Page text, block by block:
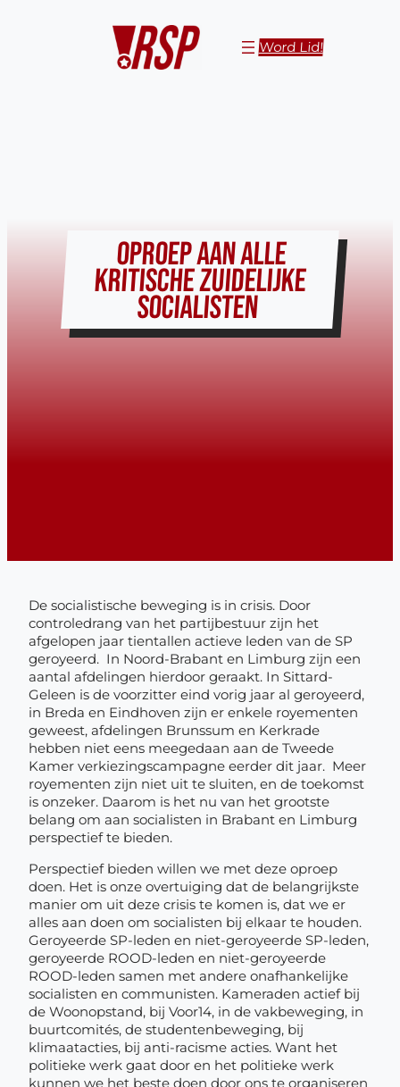
Word Lid!
OPROEP AAN ALLE
KRITISCHE ZUIDELIJKE
SOCIALISTEN
De socialistische beweging is in crisis. Door
controledrang van het partijbestuur zijn het
afgelopen jaar tientallen actieve leden van de SP
geroyeerd. In Noord-Brabant en Limburg zijn een
aantal afdelingen hierdoor geraakt. In Sittard-
Geleen is de voorzitter eind vorig jaar al geroyeerd,
in Breda en Eindhoven zijn er enkele royementen
geweest, afdelingen Brunssum en Kerkrade
hebben niet eens meegedaan aan de Tweede
Kamer verkiezingscampagne eerder dit jaar. Meer
royementen zijn niet uit te sluiten, en de toekomst
is onzeker. Daarom is het nu van het grootste
belang om aan socialisten in Brabant en Limburg
perspectief te bieden.
Perspectief bieden willen we met deze oproep
doen. Het is onze overtuiging dat de belangrijkste
manier om uit deze crisis te komen is, dat we er
alles aan doen om socialisten bij elkaar te houden.
Geroyeerde SP-leden en niet-geroyeerde SP-leden,
geroyeerde ROOD-leden en niet-geroyeerde
ROOD-leden samen met andere onafhankelijke
socialisten en communisten. Kameraden actief bij
de Woonopstand, bij Voor14, in de vakbeweging, in
buurtcomités, de studentenbeweging, bij
klimaatacties, bij anti-racisme acties. Want het
politieke werk gaat door en het politieke werk
kunnen we het beste doen door ons te organiseren